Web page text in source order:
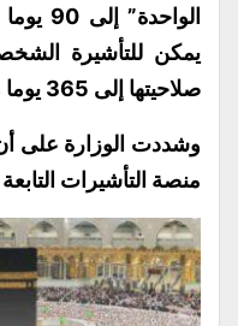
يمكن للتأشيرة
صلاحيتها إلى 365 يوما مع إقامة لمدة 90 يوما
وشددت الوزارة على أن
منصة التأشيرات